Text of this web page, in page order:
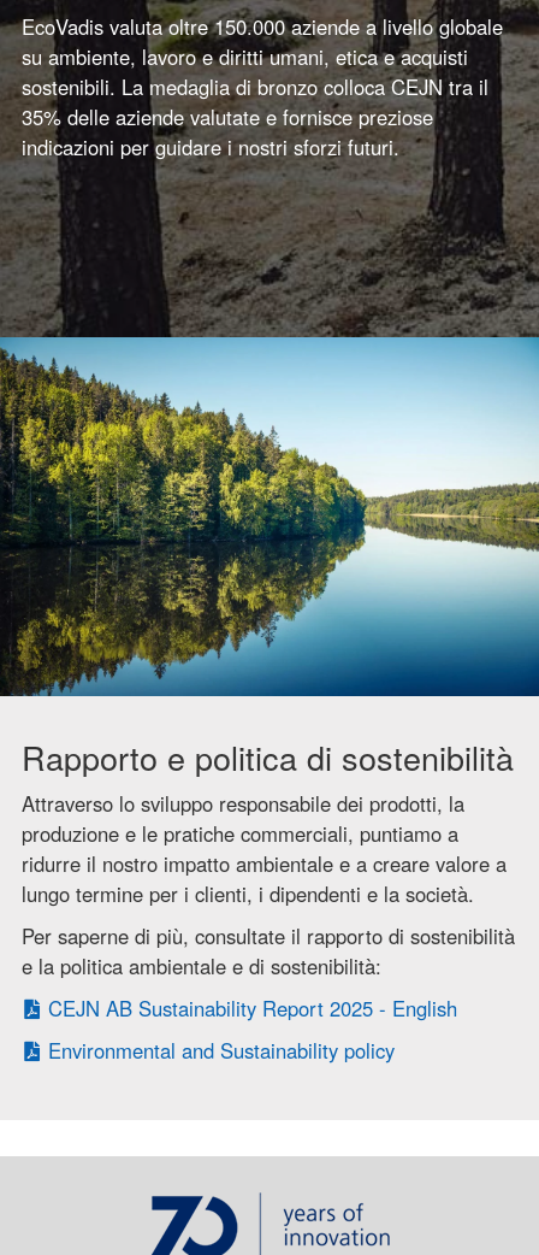
EcoVadis valuta oltre 150.000 aziende a livello globale
su ambiente, lavoro e diritti umani, etica e acquisti
sostenibili. La medaglia di bronzo colloca CEJN tra il
35% delle aziende valutate e fornisce preziose
indicazioni per guidare i nostri sforzi futuri.
Rapporto e politica di sostenibilità
Attraverso lo sviluppo responsabile dei prodotti, la
produzione e le pratiche commerciali, puntiamo a
ridurre il nostro impatto ambientale e a creare valore a
lungo termine per i clienti, i dipendenti e la società.
Per saperne di più, consultate il rapporto di sostenibilità
e la politica ambientale e di sostenibilità:
CEJN AB Sustainability Report 2025 - English
Environmental and Sustainability policy